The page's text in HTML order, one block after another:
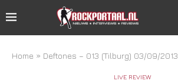
Home » Deftones – 013 (Tilburg) 03/09/2013
LIVE REVIEW